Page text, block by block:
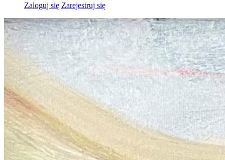
Zaloguj się Zarejestruj się